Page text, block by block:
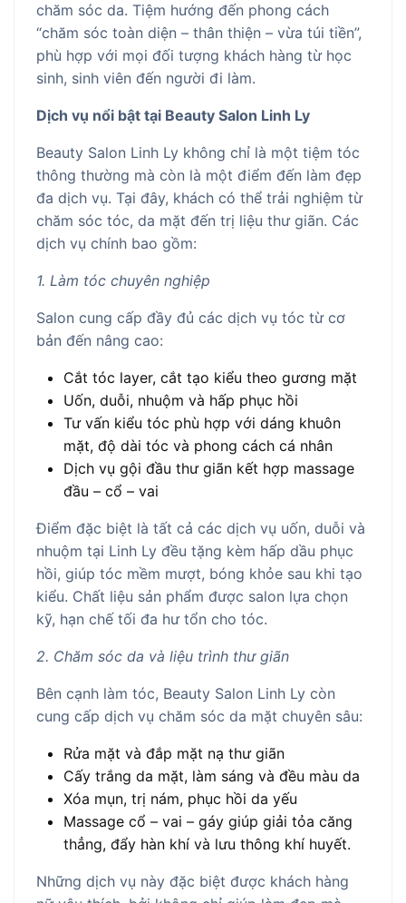
chăm sóc da. Tiệm hướng đến phong cách
“chăm sóc toàn diện – thân thiện – vừa túi tiền”,
phù hợp với mọi đối tượng khách hàng từ học
sinh, sinh viên đến người đi làm.
Dịch vụ nổi bật tại Beauty Salon Linh Ly
Beauty Salon Linh Ly không chỉ là một tiệm tóc
thông thường mà còn là một điểm đến làm đẹp
đa dịch vụ. Tại đây, khách có thể trải nghiệm từ
chăm sóc tóc, da mặt đến trị liệu thư giãn. Các
dịch vụ chính bao gồm:
1. Làm tóc chuyên nghiệp
Salon cung cấp đầy đủ các dịch vụ tóc từ cơ
bản đến nâng cao:
Cắt tóc layer, cắt tạo kiểu theo gương mặt
Uốn, duỗi, nhuộm và hấp phục hồi
Tư vấn kiểu tóc phù hợp với dáng khuôn
mặt, độ dài tóc và phong cách cá nhân
Dịch vụ gội đầu thư giãn kết hợp massage
đầu – cổ – vai
Điểm đặc biệt là tất cả các dịch vụ uốn, duỗi và
nhuộm tại Linh Ly đều tặng kèm hấp dầu phục
hồi, giúp tóc mềm mượt, bóng khỏe sau khi tạo
kiểu. Chất liệu sản phẩm được salon lựa chọn
kỹ, hạn chế tối đa hư tổn cho tóc.
2. Chăm sóc da và liệu trình thư giãn
Bên cạnh làm tóc, Beauty Salon Linh Ly còn
cung cấp dịch vụ chăm sóc da mặt chuyên sâu:
Rửa mặt và đắp mặt nạ thư giãn
Cấy trắng da mặt, làm sáng và đều màu da
Xóa mụn, trị nám, phục hồi da yếu
Massage cổ – vai – gáy giúp giải tỏa căng
thẳng, đẩy hàn khí và lưu thông khí huyết.
Những dịch vụ này đặc biệt được khách hàng